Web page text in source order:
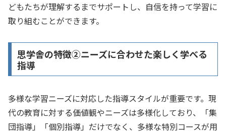
どもたちが理解するまでサポートし、自信を持って学習に
取り組むことができます。
思学舎の特徴②ニーズに合わせた楽しく学べる
指導
多様な学習ニーズに対応した指導スタイルが重要です。現
代の教育に対する価値観やニーズは多様化しており、「集
団指導」「個別指導」だけでなく、多様な特別コースが用